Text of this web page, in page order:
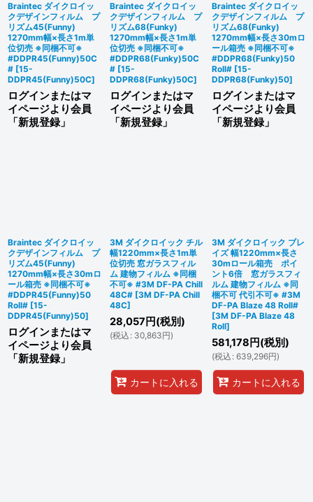
Braintec ダイクロイッ
クデザインフィルム プ
リズム45(Funny)
1270mm幅×長さ1m単
位切売 ※同梱不可※
#DDPR45(Funny)50C
# [15-
DDPR45(Funny)50C]
ログインまたはマ
イページより会員
「新規登録」
Braintec ダイクロイッ
クデザインフィルム プ
リズム68(Funky)
1270mm幅×長さ1m単
位切売 ※同梱不可※
#DDPR68(Funky)50C
# [15-
DDPR68(Funky)50C]
ログインまたはマ
イページより会員
「新規登録」
Braintec ダイクロイッ
クデザインフィルム プ
リズム68(Funky)
1270mm幅×長さ30mロ
ール箱売 ※同梱不可※
#DDPR68(Funky)50
Roll# [15-
DDPR68(Funky)50]
ログインまたはマ
イページより会員
「新規登録」
Braintec ダイクロイッ
クデザインフィルム プ
リズム45(Funny)
1270mm幅×長さ30mロ
ール箱売 ※同梱不可※
#DDPR45(Funny)50
Roll# [15-
DDPR45(Funny)50]
ログインまたはマ
イページより会員
「新規登録」
3M ダイクロイック チル
幅1220mm×長さ1m単
位切売 窓ガラスフィル
ム 建物フィルム ※同梱
不可※ #3M DF-PA Chill
48C# [3M DF-PA Chill
48C]
28,057 円(税別)
(税込 : 30,863円)
カートに入れる
3M ダイクロイック ブレ
イズ 幅1220mm×長さ
30mロール箱売 ポイ
ント6倍 窓ガラスフィ
ルム 建物フィルム ※同
梱不可 代引不可※ #3M
DF-PA Blaze 48 Roll#
[3M DF-PA Blaze 48
Roll]
581,178 円(税別)
(税込 : 639,296円)
カートに入れる